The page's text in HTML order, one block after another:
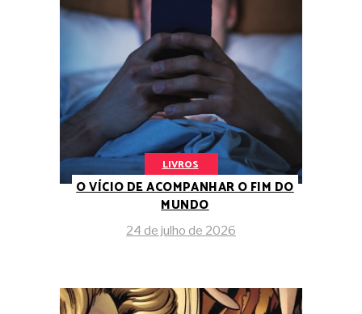
LIVROS
O VÍCIO DE ACOMPANHAR O FIM DO
MUNDO
24 de julho de 2026